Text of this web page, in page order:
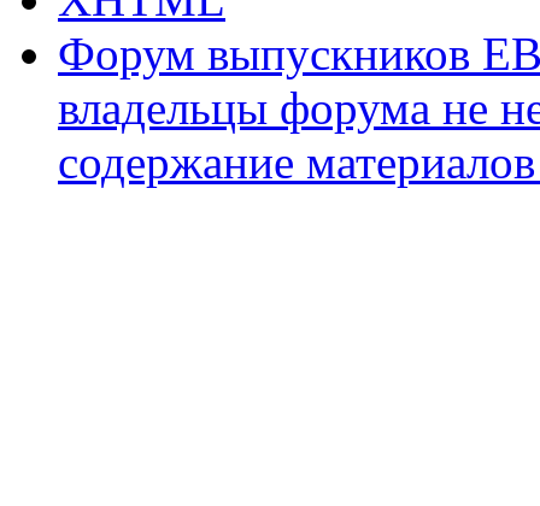
Форум выпускников
владельцы форума не
содержание